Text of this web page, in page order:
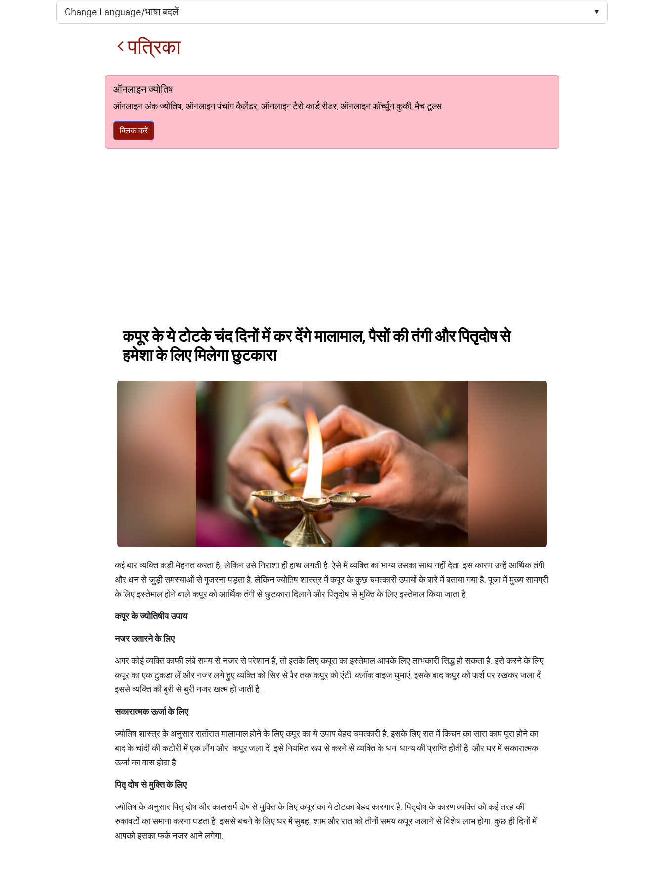
पत्रिका
ऑनलाइन ज्योतिष
ऑनलाइन अंक ज्योतिष, ऑनलाइन पंचांग कैलेंडर, ऑनलाइन टैरो कार्ड रीडर, ऑनलाइन फॉर्च्यून कुकी, मैच टूल्स
क्लिक करें
कपूर के ये टोटके चंद दिनों में कर देंगे मालामाल, पैसों की तंगी और पितृदोष से
हमेशा के लिए मिलेगा छुटकारा
कई बार व्यक्ति कड़ी मेहनत करता है, लेकिन उसे निराशा ही हाथ लगती है. ऐसे में व्यक्ति का भाग्य उसका साथ नहीं देता. इस कारण उन्हें आर्थिक तंगी
और धन से जुड़ी समस्याओं से गुजरना पड़ता है. लेकिन ज्योतिष शास्त्र में कपूर के कुछ चमत्कारी उपायों के बारे में बताया गया है. पूजा में मुख्य सामग्री
के लिए इस्तेमाल होने वाले कपूर को आर्थिक तंगी से छुटकारा दिलाने और पितृदोष से मुक्ति के लिए इस्तेमाल किया जाता है.
कपूर के ज्योतिषीय उपाय
नजर उतारने के लिए
अगर कोई व्यक्ति काफी लंबे समय से नजर से परेशान हैं, तो इसके लिए कपूरा का इस्तेमाल आपके लिए लाभकारी सिद्ध हो सकता है. इसे करने के लिए
कपूर का एक टुकड़ा लें और नजर लगे हुए व्यक्ति को सिर से पैर तक कपूर को एंटी-क्लॉक वाइज घुमाएं. इसके बाद कपूर को फर्श पर रखकर जला दें.
इससे व्यक्ति की बुरी से बुरी नजर खत्म हो जाती है.
सकारात्मक ऊर्जा के लिए
ज्योतिष शास्त्र के अनुसार रातोंरात मालामाल होने के लिए कपूर का ये उपाय बेहद चमत्कारी है. इसके लिए रात में किचन का सारा काम पूरा होने का
बाद के चांदी की कटोरी में एक लौंग और कपूर जला दें. इसे नियमित रूप से करने से व्यक्ति के धन-धान्य की प्राप्ति होती है. और घर में सकारात्मक
ऊर्जा का वास होता है.
पितृ दोष से मुक्ति के लिए
ज्योतिष के अनुसार पितृ दोष और कालसर्प दोष से मुक्ति के लिए कपूर का ये टोटका बेहद कारगार है. पितृदोष के कारण व्यक्ति को कई तरह की
रुकावटों का समाना करना पड़ता है. इससे बचने के लिए घर में सुबह, शाम और रात को तीनों समय कपूर जलाने से विशेष लाभ होगा. कुछ ही दिनों में
आपको इसका फर्क नजर आने लगेगा.